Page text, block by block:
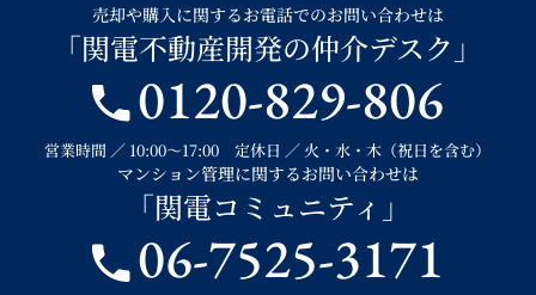
売却や購入に関するお電話でのお問い合わせは
「関電不動産開発の仲介デスク」
0120-829-806
営業時間 ／ 10:00～17:00 定休日 ／ 火・水・木（祝日を含む）
マンション管理に関するお問い合わせは
「関電コミュニティ」
06-7525-3171